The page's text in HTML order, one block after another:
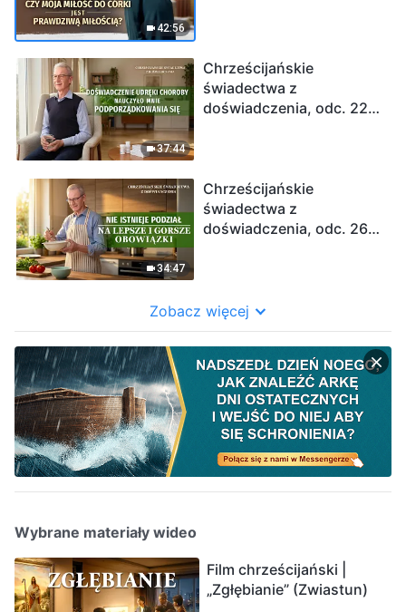
42:56
37:44
Chrześcijańskie
świadectwa z
doświadczenia, odc. 229:
34:47
Chrześcijańskie
świadectwa z
doświadczenia, odc. 261:
Zobacz więcej
Wybrane materiały wideo
Film chrześcijański |
„Zgłębianie” (Zwiastun)